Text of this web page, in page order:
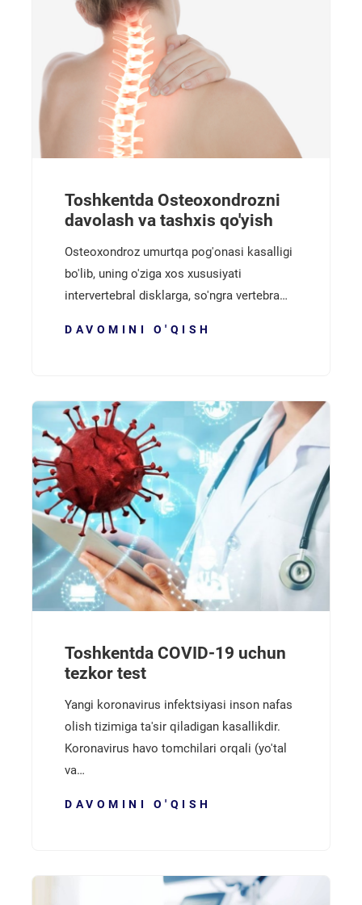
Toshkentda Osteoxondrozni
davolash va tashxis qo'yish
Osteoxondroz umurtqa pog'onasi kasalligi
bo'lib, uning o'ziga xos xususiyati
intervertebral disklarga, so'ngra vertebra…
DAVOMINI O'QISH
Toshkentda COVID-19 uchun
tezkor test
Yangi koronavirus infektsiyasi inson nafas
olish tizimiga ta'sir qiladigan kasallikdir.
Koronavirus havo tomchilari orqali (yo'tal
va…
DAVOMINI O'QISH